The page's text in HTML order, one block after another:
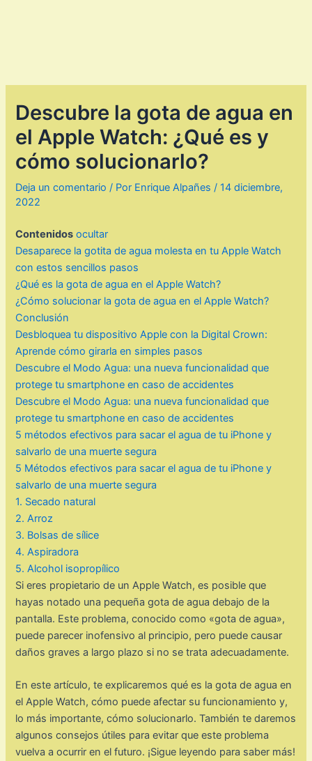
Descubre la gota de agua en
el Apple Watch: ¿Qué es y
cómo solucionarlo?
Deja un comentario / Por Enrique Alpañes/14 diciembre,
2022
Contenidos ocultar
Desaparece la gotita de agua molesta en tu Apple Watch
con estos sencillos pasos
¿Qué es la gota de agua en el Apple Watch?
¿Cómo solucionar la gota de agua en el Apple Watch?
Conclusión
Desbloquea tu dispositivo Apple con la Digital Crown:
Aprende cómo girarla en simples pasos
Descubre el Modo Agua: una nueva funcionalidad que
protege tu smartphone en caso de accidentes
Descubre el Modo Agua: una nueva funcionalidad que
protege tu smartphone en caso de accidentes
5 métodos efectivos para sacar el agua de tu iPhone y
salvarlo de una muerte segura
5 Métodos efectivos para sacar el agua de tu iPhone y
salvarlo de una muerte segura
1. Secado natural
2. Arroz
3. Bolsas de sílice
4. Aspiradora
5. Alcohol isopropílico
Si eres propietario de un Apple Watch, es posible que
hayas notado una pequeña gota de agua debajo de la
pantalla. Este problema, conocido como «gota de agua»,
puede parecer inofensivo al principio, pero puede causar
daños graves a largo plazo si no se trata adecuadamente.
En este artículo, te explicaremos qué es la gota de agua en
el Apple Watch, cómo puede afectar su funcionamiento y,
lo más importante, cómo solucionarlo. También te daremos
algunos consejos útiles para evitar que este problema
vuelva a ocurrir en el futuro. ¡Sigue leyendo para saber más!